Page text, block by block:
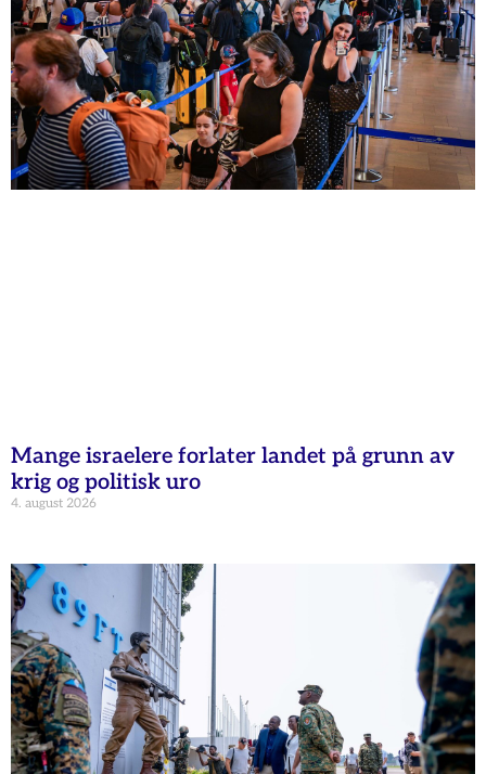
Mange israelere forlater landet på grunn av
krig og politisk uro
4. august 2026